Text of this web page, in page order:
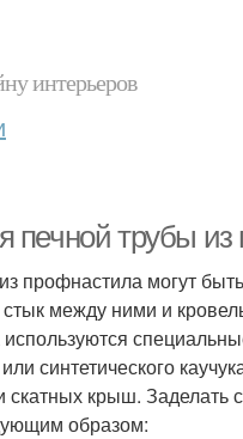
интерьеров
печной трубы
могут
стык между ними и
синтетического
крыш. Заделать
образом: